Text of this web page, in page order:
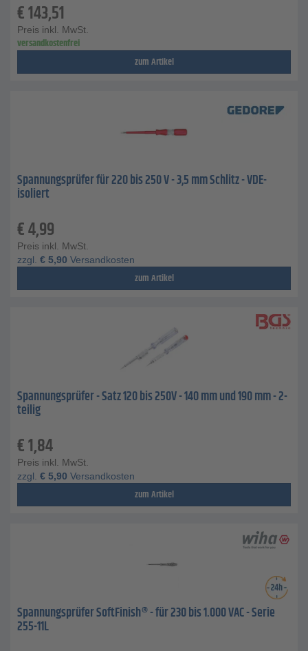
€143,51
Preis inkl. MwSt.
versandkostenfrei
zum Artikel
Spannungsprüfer für 220 bis 250 V - 3,5 mm Schlitz - VDE-
isoliert
€4,99
Preis inkl. MwSt.
zzgl. € 5,90 Versandkosten
zum Artikel
Spannungsprüfer - Satz 120 bis 250V - 140 mm und 190 mm - 2-
teilig
€1,84
Preis inkl. MwSt.
zzgl. € 5,90 Versandkosten
zum Artikel
Spannungsprüfer SoftFinish® - für 230 bis 1.000 VAC - Serie
255-11L